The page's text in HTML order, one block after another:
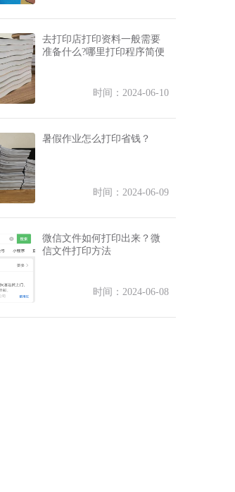
去打印店打印资料一般需要
准备什么?哪里打印程序简便
时间：2024-06-10
暑假作业怎么打印省钱？
时间：2024-06-09
微信文件如何打印出来？微
信文件打印方法
时间：2024-06-08